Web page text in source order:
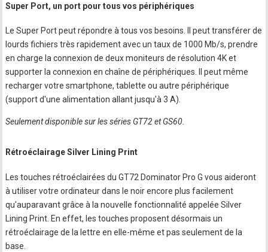
Super Port, un port pour tous vos périphériques
Le Super Port peut répondre à tous vos besoins. Il peut transférer de
lourds fichiers très rapidement avec un taux de 1000 Mb/s, prendre
en charge la connexion de deux moniteurs de résolution 4K et
supporter la connexion en chaîne de périphériques. Il peut même
recharger votre smartphone, tablette ou autre périphérique
(support d'une alimentation allant jusqu'à 3 A).
Seulement disponible sur les séries GT72 et GS60.
Rétroéclairage Silver Lining Print
Les touches rétroéclairées du GT72 Dominator Pro G vous aideront
à utiliser votre ordinateur dans le noir encore plus facilement
qu'auparavant grâce à la nouvelle fonctionnalité appelée Silver
Lining Print. En effet, les touches proposent désormais un
rétroéclairage de la lettre en elle-même et pas seulement de la
base.